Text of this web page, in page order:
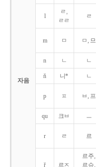
자음
l
ㄹ,
ㄹㄹ
ㄹ
m ㅁ ㅁ, 므
n ㄴ ㄴ
ň 니* ㄴ
p ㅍ ㅂ, 프
qu 크ㅂ ㅡ
r ㄹ 르
ř 르ㅈ
르주,
르슈,